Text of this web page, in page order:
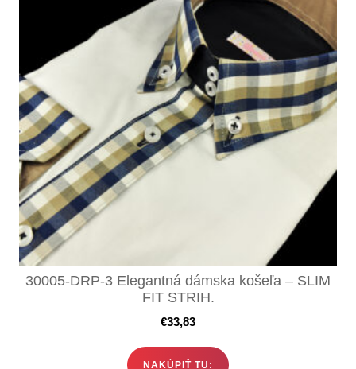
30005-DRP-3 Elegantná dámska košeľa – SLIM
FIT STRIH.
€33,83
NAKÚPIŤ TU: